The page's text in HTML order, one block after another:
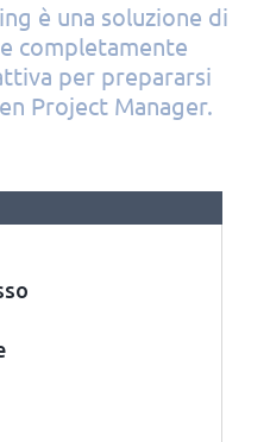
è una soluzione di
completamente
per prepararsi
Project Manager.